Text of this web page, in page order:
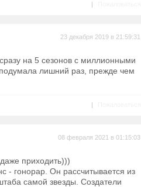
|
23 декабря 2019 в 21:59:31
на 5 сезонов с миллионными
лишний раз, прежде чем
|
08 февраля 2021 в 01:15:03
приходить)))
- гонорар. Он рассчитывается из
самой звезды. Создатели